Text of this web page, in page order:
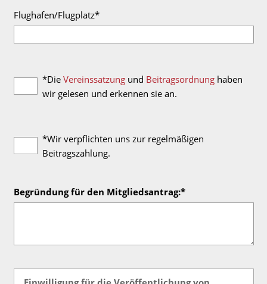
Flughafen/Flugplatz*
*Die Vereinssatzungund Beitragsordnunghaben
wir gelesen und erkennen sie an.
*Wir verpflichten uns zur regelmäßigen
Beitragszahlung.
Begründung für den Mitgliedsantrag:*